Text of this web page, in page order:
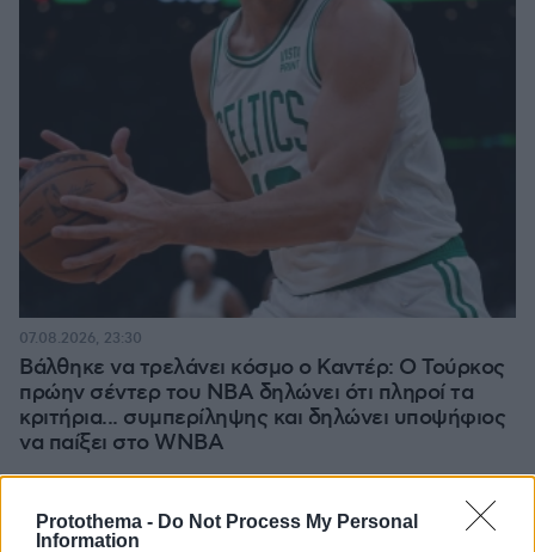
Protothema - Do Not Process My Personal
Information
Βάλθηκε να τρελάνει κόσμο ο Καντέρ: Ο Τούρκος
πρώην σέντερ του NBA δηλώνει ότι πληροί τα
κριτήρια... συμπερίληψης και δηλώνει υποψήφιος
να παίξει στο WNBA
07.08.2026, 23:30
Άλλος για data center; Επενδύσεις
€50 δισ. την ερχόμενη δεκαετία